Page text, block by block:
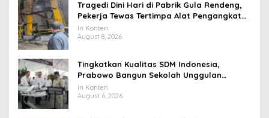
Tragedi Dini Hari di Pabrik Gula Rendeng,
Pekerja Tewas Tertimpa Alat Pengangkat
Tebu
In Konten
August 8, 2026
Tingkatkan Kualitas SDM Indonesia,
Prabowo Bangun Sekolah Unggulan
hingga Undang Universitas Terbaik Dunia
In Konten
August 6, 2026